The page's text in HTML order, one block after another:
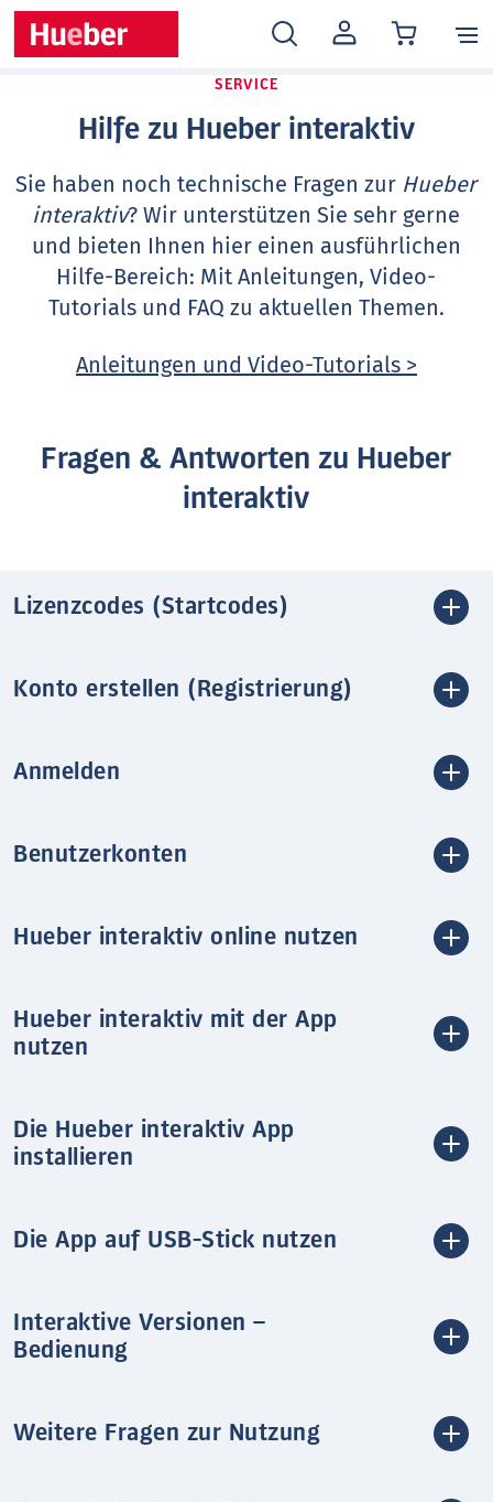
MEIN
KONTO
SERVICE
Hilfe zu Hueber interaktiv
Sie haben noch technische Fragen zur Hueber
interaktiv? Wir unterstützen Sie sehr gerne
und bieten Ihnen hier einen ausführlichen
Hilfe-Bereich: Mit Anleitungen, Video-
Tutorials und FAQ zu aktuellen Themen.
Anleitungen und Video-Tutorials >
Fragen & Antworten zu Hueber
interaktiv
Lizenzcodes (Startcodes)
Konto erstellen (Registrierung)
Anmelden
Benutzerkonten
Hueber interaktiv online nutzen
Hueber interaktiv mit der App
nutzen
Die Hueber interaktiv App
installieren
Die App auf USB-Stick nutzen
Interaktive Versionen –
Bedienung
Weitere Fragen zur Nutzung